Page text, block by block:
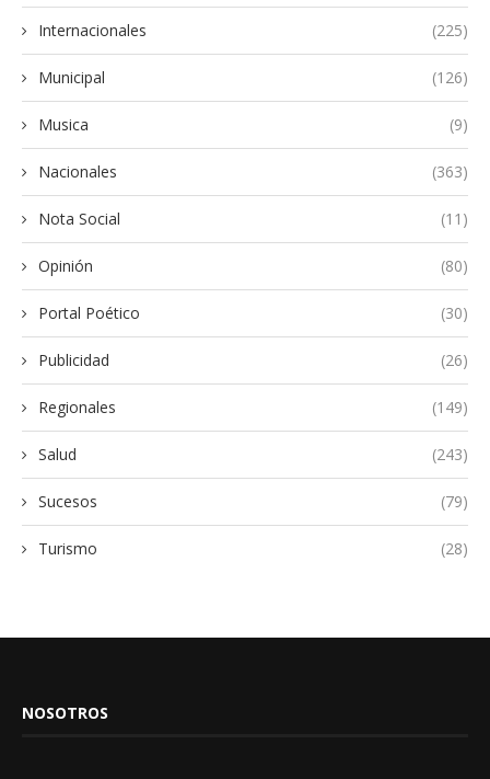
Internacionales (225)
Municipal (126)
Musica (9)
Nacionales (363)
Nota Social (11)
Opinión (80)
Portal Poético (30)
Publicidad (26)
Regionales (149)
Salud (243)
Sucesos (79)
Turismo (28)
NOSOTROS